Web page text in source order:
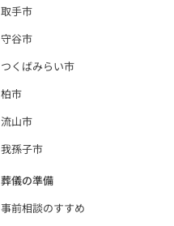
取手市
守谷市
つくばみらい市
柏市
流山市
我孫子市
葬儀の準備
事前相談のすすめ